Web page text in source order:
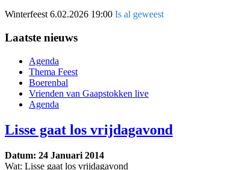
Winterfeest 6.02.2026 19:00 Is al geweest
Laatste nieuws
Agenda
Thema Feest
Boerenbal
Vrienden van Gaapstokken live
Agenda
Lisse gaat los vrijdagavond
Datum: 24 Januari 2014
Wat: Lisse gaat los vrijdagavond